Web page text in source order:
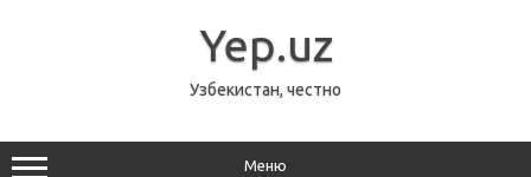
Yep.uz
Узбекистан, честно
Меню